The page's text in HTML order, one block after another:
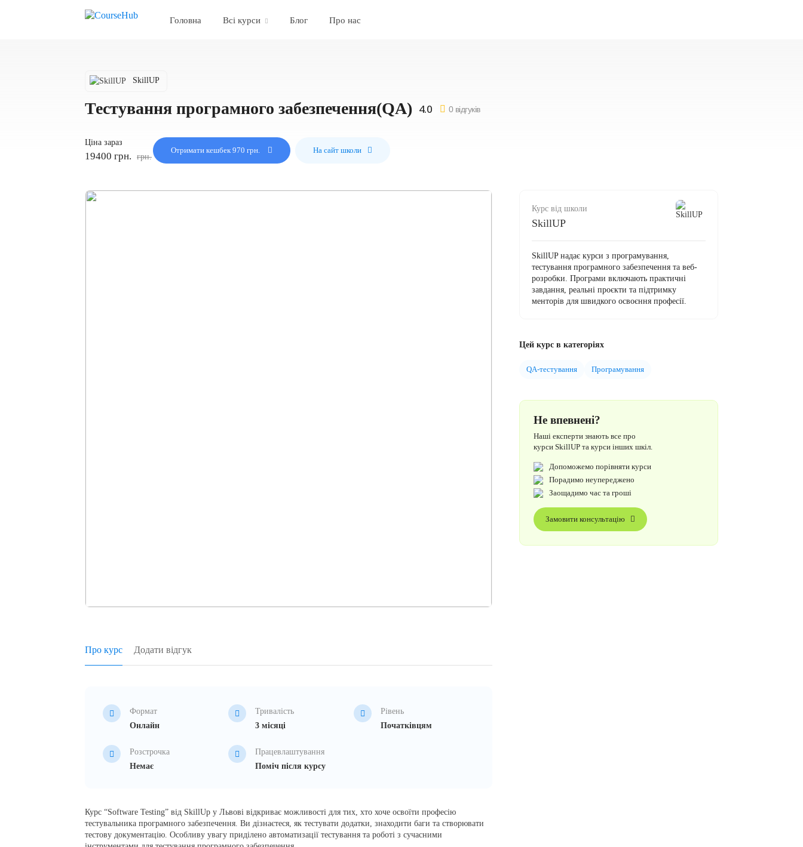
Головна Всі курси Блог Про нас
SkillUP
Тестування програмного забезпечення(QA) 0 відгуків
Ціна зараз
19400 грн. грн.
Отримати кешбек 970 грн. На сайт школи
Про курс Додати відгук
Формат
Онлайн
Тривалість
3 місяці
Рівень
Початківцям
Розстрочка
Немає
Працевлаштування
Поміч після курсу
Курс “Software Testing” від SkillUp у Львові відкриває можливості для тих, хто хоче освоїти професію
тестувальника програмного забезпечення. Ви дізнаєтеся, як тестувати додатки, знаходити баги та створювати
тестову документацію. Особливу увагу приділено автоматизації тестування та роботі з сучасними
Курс від школи
SkillUP
SkillUP надає курси з програмування,
тестування програмного забезпечення та веб-
розробки. Програми включають практичні
завдання, реальні проєкти та підтримку
менторів для швидкого освоєння професії.
Цей курс в категоріях
QA-тестування Програмування
Не впевнені?
Наші експерти знають все про
курси SkillUP та курси інших шкіл.
Допоможемо порівняти курси
Порадимо неупереджено
Заощадимо час та гроші
Замовити консультацію